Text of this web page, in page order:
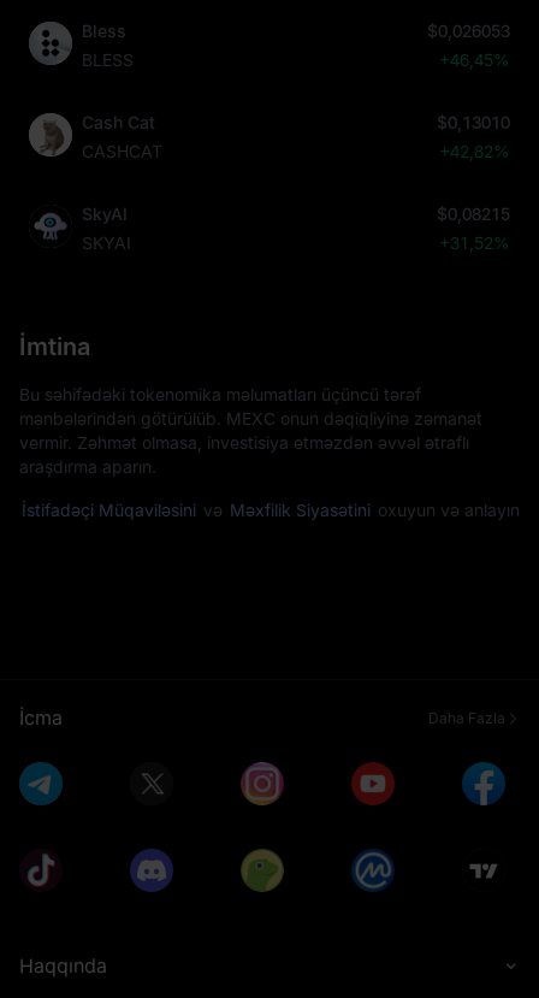
Bless
BLESS
$0,026053
+46,45%
Cash Cat
CASHCAT
$0,13010
+42,82%
SkyAI
SKYAI
$0,08215
+31,52%
İmtina
Bu səhifədəki tokenomika məlumatları üçüncü tərəf
mənbələrindən götürülüb. MEXC onun dəqiqliyinə zəmanət
vermir. Zəhmət olmasa, investisiya etməzdən əvvəl ətraflı
araşdırma aparın.
İstifadəçi Müqaviləsini və Məxfilik Siyasətini oxuyun və anlayın
İcma Daha Fazla
Haqqında